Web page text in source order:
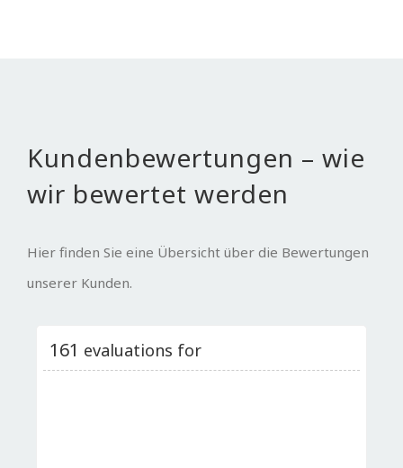
Kundenbewertungen – wie
wir bewertet werden
Hier finden Sie eine Übersicht über die Bewertungen
unserer Kunden.
161 evaluations for